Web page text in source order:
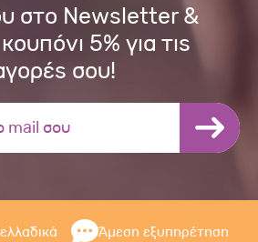
στο Newsletter &
5% για τις
σου!
Άμεση εξυπηρέτηση